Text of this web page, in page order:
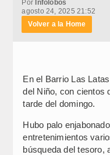
PorInfolobos
agosto 24, 2025 21:52
Volver a la Home
En el Barrio Las
del Niño, con cientos
tarde del domingo.
Hubo palo
entretenimientos
búsqueda del tesoro,